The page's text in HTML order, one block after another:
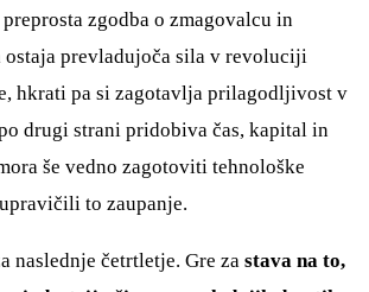
zgodba o zmagovalcu in
ostaja prevladujoča sila v revoluciji
hkrati pa si zagotavlja prilagodljivost v
drugi strani pridobiva čas, kapital in
še vedno zagotoviti tehnološke
to zaupanje.
naslednje četrtletje. Gre za stava na to,